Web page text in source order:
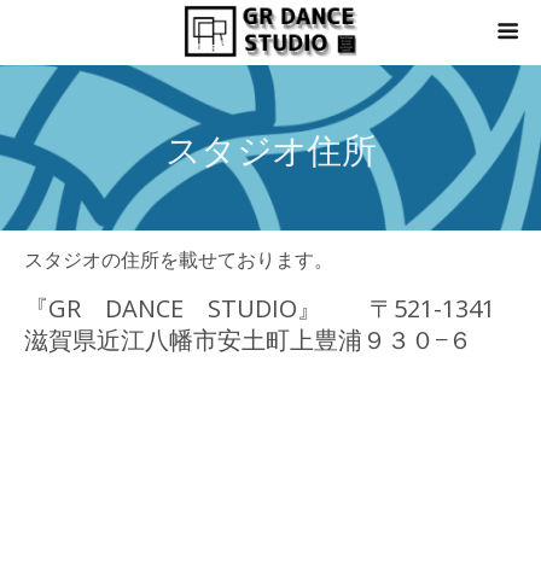
スタジオ住所
スタジオの住所を載せております。
『GR DANCE STUDIO』 〒521-1341
滋賀県近江八幡市安土町上豊浦９３０−６